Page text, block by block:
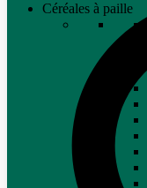
Céréales à paille